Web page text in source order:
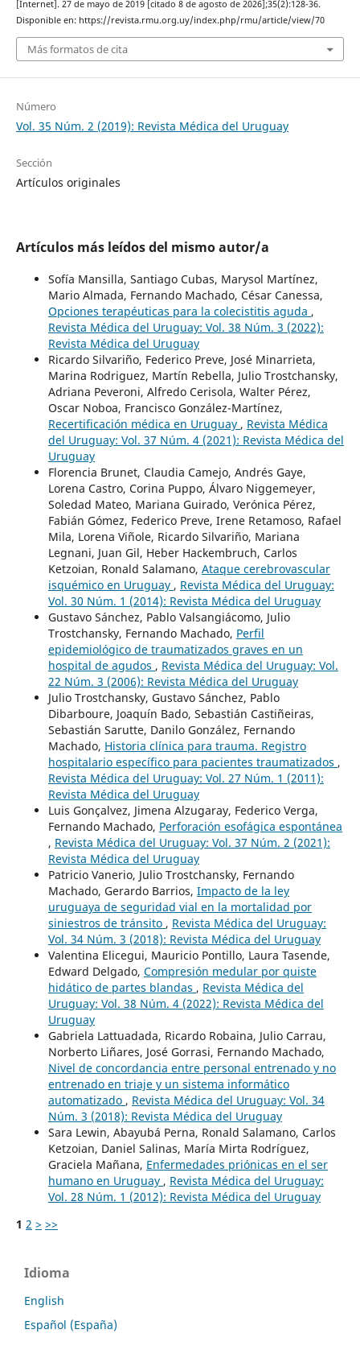
[Internet]. 27 de mayo de 2019 [citado 8 de agosto de 2026];35(2):128-36.
Disponible en: https://revista.rmu.org.uy/index.php/rmu/article/view/70
Más formatos de cita
Número
Vol. 35 Núm. 2 (2019): Revista Médica del Uruguay
Sección
Artículos originales
Artículos más leídos del mismo autor/a
Sofía Mansilla, Santiago Cubas, Marysol Martínez,
Mario Almada, Fernando Machado, César Canessa,
Opciones terapéuticas para la colecistitis aguda ,
Revista Médica del Uruguay: Vol. 38 Núm. 3 (2022):
Revista Médica del Uruguay
Ricardo Silvariño, Federico Preve, José Minarrieta,
Marina Rodriguez, Martín Rebella, Julio Trostchansky,
Adriana Peveroni, Alfredo Cerisola, Walter Pérez,
Oscar Noboa, Francisco González-Martínez,
Recertificación médica en Uruguay , Revista Médica
del Uruguay: Vol. 37 Núm. 4 (2021): Revista Médica del
Uruguay
Florencia Brunet, Claudia Camejo, Andrés Gaye,
Lorena Castro, Corina Puppo, Álvaro Niggemeyer,
Soledad Mateo, Mariana Guirado, Verónica Pérez,
Fabián Gómez, Federico Preve, Irene Retamoso, Rafael
Mila, Lorena Viñole, Ricardo Silvariño, Mariana
Legnani, Juan Gil, Heber Hackembruch, Carlos
Ketzoian, Ronald Salamano, Ataque cerebrovascular
isquémico en Uruguay , Revista Médica del Uruguay:
Vol. 30 Núm. 1 (2014): Revista Médica del Uruguay
Gustavo Sánchez, Pablo Valsangiácomo, Julio
Trostchansky, Fernando Machado, Perfil
epidemiológico de traumatizados graves en un
hospital de agudos , Revista Médica del Uruguay: Vol.
22 Núm. 3 (2006): Revista Médica del Uruguay
Julio Trostchansky, Gustavo Sánchez, Pablo
Dibarboure, Joaquín Bado, Sebastián Castiñeiras,
Sebastián Sarutte, Danilo González, Fernando
Machado, Historia clínica para trauma. Registro
hospitalario específico para pacientes traumatizados ,
Revista Médica del Uruguay: Vol. 27 Núm. 1 (2011):
Revista Médica del Uruguay
Luis Gonçalvez, Jimena Alzugaray, Federico Verga,
Fernando Machado, Perforación esofágica espontánea
, Revista Médica del Uruguay: Vol. 37 Núm. 2 (2021):
Revista Médica del Uruguay
Patricio Vanerio, Julio Trostchansky, Fernando
Machado, Gerardo Barrios, Impacto de la ley
uruguaya de seguridad vial en la mortalidad por
siniestros de tránsito , Revista Médica del Uruguay:
Vol. 34 Núm. 3 (2018): Revista Médica del Uruguay
Valentina Elicegui, Mauricio Pontillo, Laura Tasende,
Edward Delgado, Compresión medular por quiste
hidático de partes blandas , Revista Médica del
Uruguay: Vol. 38 Núm. 4 (2022): Revista Médica del
Uruguay
Gabriela Lattuadada, Ricardo Robaina, Julio Carrau,
Norberto Liñares, José Gorrasi, Fernando Machado,
Nivel de concordancia entre personal entrenado y no
entrenado en triaje y un sistema informático
automatizado , Revista Médica del Uruguay: Vol. 34
Núm. 3 (2018): Revista Médica del Uruguay
Sara Lewin, Abayubá Perna, Ronald Salamano, Carlos
Ketzoian, Daniel Salinas, María Mirta Rodríguez,
Graciela Mañana, Enfermedades priónicas en el ser
humano en Uruguay , Revista Médica del Uruguay:
Vol. 28 Núm. 1 (2012): Revista Médica del Uruguay
1 2 > >>
Idioma
English
Español (España)